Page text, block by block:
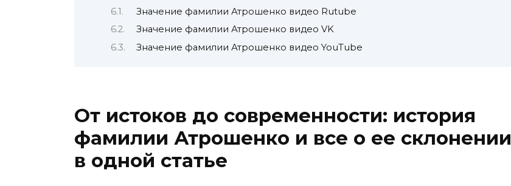
Значение фамилии Атрошенко видео Rutube
Значение фамилии Атрошенко видео VK
Значение фамилии Атрошенко видео YouTube
От истоков до современности: история
фамилии Атрошенко и все о ее склонении
в одной статье